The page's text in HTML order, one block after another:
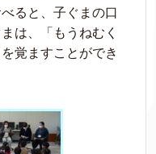
ると、子ぐまの口
は、「もうねむく
覚ますことができ